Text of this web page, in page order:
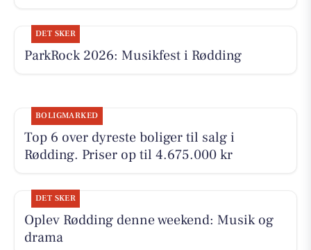
DET SKER
ParkRock 2026: Musikfest i Rødding
BOLIGMARKED
Top 6 over dyreste boliger til salg i
Rødding. Priser op til 4.675.000 kr
DET SKER
Oplev Rødding denne weekend: Musik og
drama